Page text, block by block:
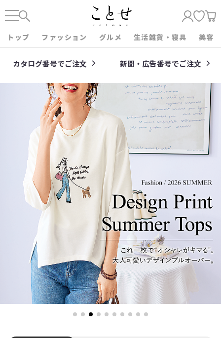
トップ ファッション グルメ 生活雑貨・寝具 美容
カタログ番号でご注文 新聞・広告番号でご注文